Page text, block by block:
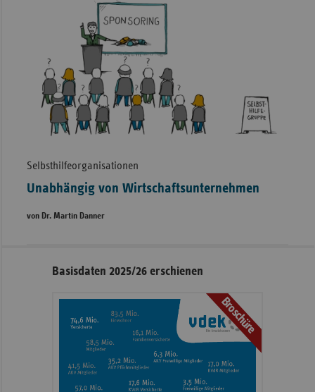
Selbsthilfeorganisationen
Unabhängig von Wirtschaftsunternehmen
von Dr. Martin Danner
Seitennavigation
Seitenleiste
Informationen
Basisdaten 2025/26 erschienen
Broschüre